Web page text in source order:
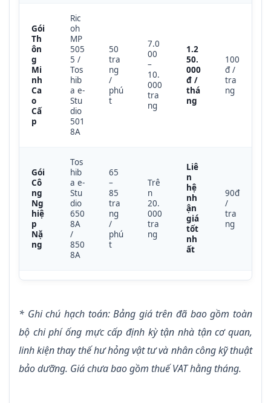
Gói
Th
ôn
g
Mi
nh
Ca
o
Cấ
p
Ric
oh
MP
505
5 /
Tos
hib
a e-
Stu
dio
501
8A
50
tra
ng
/
phú
t
7.0
00
–
10.
000
tra
ng
1.2
50.
000
đ /
thá
ng
100
đ /
tra
ng
Gói
Cô
ng
Ng
hiệ
p
Nặ
ng
Tos
hib
a e-
Stu
dio
650
8A
/
850
8A
65
–
85
tra
ng
/
phú
t
Trê
n
20.
000
tra
ng
Liê
n
hệ
nh
ận
giá
tốt
nh
ất
90đ
/
tra
ng
* Ghi chú hạch toán: Bảng giá trên đã bao gồm toàn
bộ chi phí ống mực cấp định kỳ tận nhà tận cơ quan,
linh kiện thay thế hư hỏng vật tư và nhân công kỹ thuật
bảo dưỡng. Giá chưa bao gồm thuế VAT hằng tháng.